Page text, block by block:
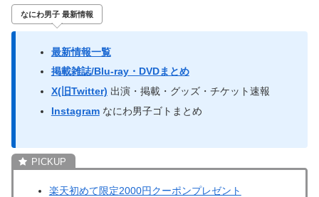
なにわ男子 最新情報
最新情報一覧
掲載雑誌/Blu-ray・DVDまとめ
X(旧Twitter) 出演・掲載・グッズ・チケット速報
Instagramなにわ男子ゴトまとめ
楽天初めて限定2000円クーポンプレゼント